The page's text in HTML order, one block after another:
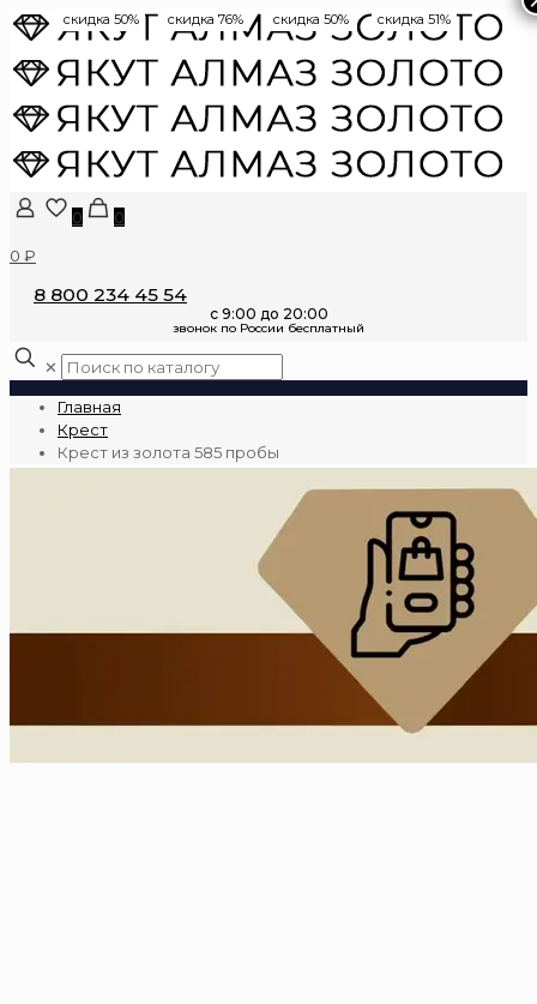
0
0
0 ₽
8 800 234 45 54
✕
Главная
Крест
Крест из золота 585 пробы
скидка 50% скидка 76% скидка 50% скидка 51%